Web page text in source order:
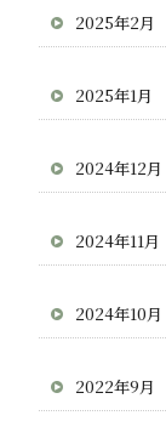
2025年2月
2025年1月
2024年12月
2024年11月
2024年10月
2022年9月